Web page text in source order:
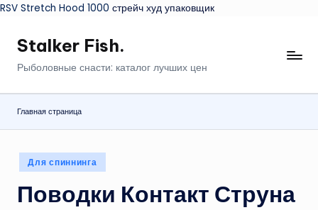
RSV Stretch Hood 1000 стрейч худ упаковщик
Перейти
Stalker Fish.
Рыболовные снасти: каталог лучших цен
Главная страница
Опубликовано
в
Для спиннинга
Поводки Контакт Струна